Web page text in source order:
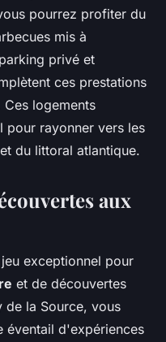
pourrez profiter du
mis à
privé et
ces prestations
logements
pour rayonner vers les
et du littoral atlantique.
aux
exceptionnel pour
et de découvertes
de la Source, vous
éventail d'expériences